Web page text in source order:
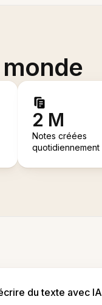
2 M
Notes créées
quotidiennement
du texte avec IA